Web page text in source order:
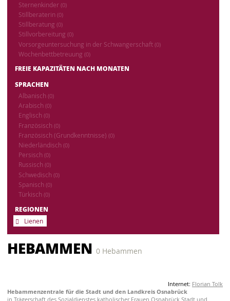
Sternenkinder (0)
Stillberaterin (0)
Stillberatung (0)
Stillvorbereitung (0)
Vorsorgeuntersuchung in der Schwangerschaft (0)
Wochenbettbetreuung (0)
FREIE KAPAZITÄTEN NACH MONATEN
SPRACHEN
Albanisch (0)
Arabisch (0)
Englisch (0)
Französisch (0)
Französisch (Grundkenntnisse) (0)
Niederländisch (0)
Persisch (0)
Russisch (0)
Schwedisch (0)
Spanisch (0)
Türkisch (0)
REGIONEN
Lienen
HEBAMMEN 0 Hebammen
Internet: Florian Tolk
Hebammenzentrale für die Stadt und den Landkreis Osnabrück
in Trägerschaft des Sozialdienstes katholischer Frauen Osnabrück Stadt und